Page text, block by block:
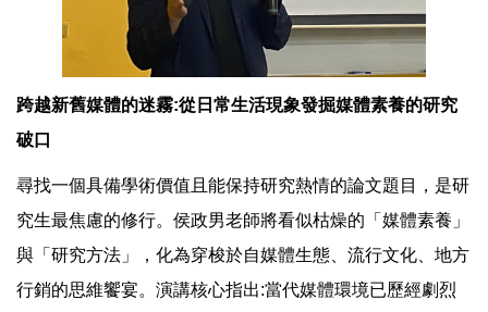
跨越新舊媒體的迷霧:從日常生活現象發掘媒體素養的研究
破口
尋找一個具備學術價值且能保持研究熱情的論文題目，是研
究生最焦慮的修行。侯政男老師將看似枯燥的「媒體素養」
與「研究方法」，化為穿梭於自媒體生態、流行文化、地方
行銷的思維饗宴。演講核心指出:當代媒體環境已歷經劇烈